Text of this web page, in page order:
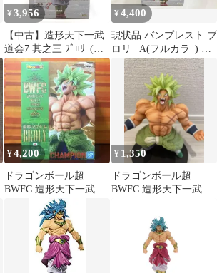
¥ 3,956
【中古】造形天下一武
道会7 其之三 ﾌﾞﾛﾘｰ(A.
通常)[18]
¥4,400
現状品 バンプレスト ブ
ロリｰ A(フルカラｰ) ド
ラゴンボｰルZ SCultures
BIG 造形天下一武道会7
其之三 ドラゴンボｰルZ
¥4,200
ドラゴンボール超
BWFC 造形天下一武道
会2 ブロリー
¥ 1,350
ドラゴンボール超
BWFC 造形天下一武道